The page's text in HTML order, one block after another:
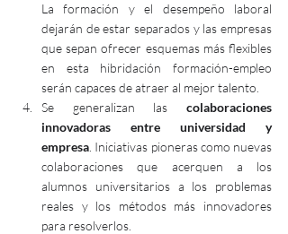
La formación y el desempeño laboral
dejarán de estar separados y las empresas
que sepan ofrecer esquemas más flexibles
en esta hibridación formación-empleo
serán capaces de atraer al mejor talento.
Se generalizan las colaboraciones
innovadoras entre universidad y
empresa. Iniciativas pioneras como nuevas
colaboraciones que acerquen a los
alumnos universitarios a los problemas
reales y los métodos más innovadores
para resolverlos.